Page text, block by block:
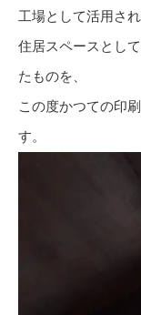
工場として活用され
住居スペースとし
たものを、
この度かつての印
す。